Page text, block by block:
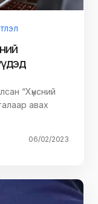
“Хүнсний
авах
06/02/2023